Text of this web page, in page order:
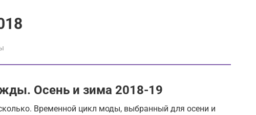
Осень и зима 2018-19
Временной цикл моды, выбранный для осени и